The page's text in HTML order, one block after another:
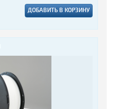
ДОБАВИТЬ В КОРЗИНУ